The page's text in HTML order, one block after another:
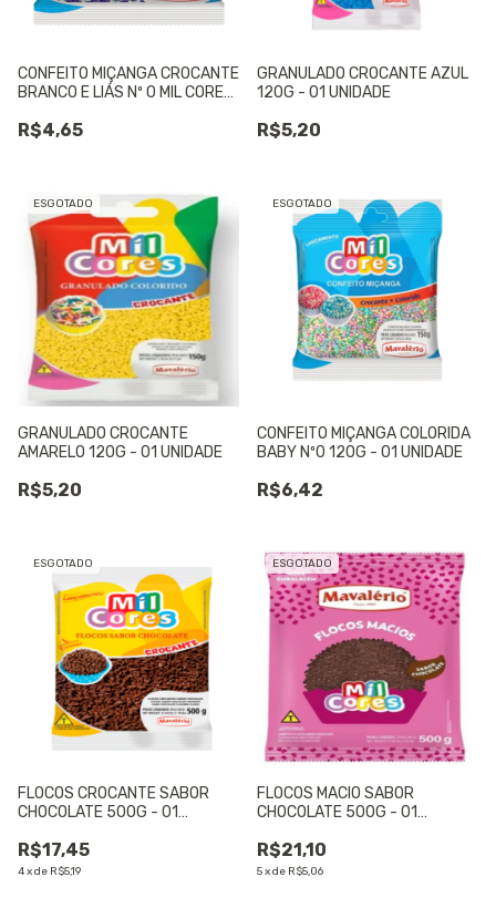
CONFEITO MIÇANGA CROCANTE
BRANCO E LIÁS Nº 0 MIL CORES
R$4,65
GRANULADO CROCANTE AZUL
120G - 01 UNIDADE
R$5,20
ESGOTADO
GRANULADO CROCANTE
AMARELO 120G - 01 UNIDADE
R$5,20
ESGOTADO
CONFEITO MIÇANGA COLORIDA
BABY Nº0 120G - 01 UNIDADE
R$6,42
ESGOTADO
FLOCOS CROCANTE SABOR
CHOCOLATE 500G - 01
R$17,45
4xde R$5,19
ESGOTADO
FLOCOS MACIO SABOR
CHOCOLATE 500G - 01
R$21,10
5xde R$5,06